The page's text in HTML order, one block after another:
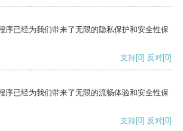
序已经为我们带来了无限的隐私保护和安全性保
支持[0] 反对[0]
序已经为我们带来了无限的流畅体验和安全性保
支持[0] 反对[0]